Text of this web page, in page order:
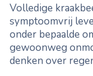
Volledige
symptoomvrij
onder bepaalde
gewoonweg
denken over